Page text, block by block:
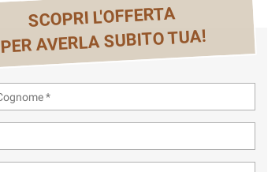
SCOPRI L'OFFERTA
PER AVERLA SUBITO TUA!